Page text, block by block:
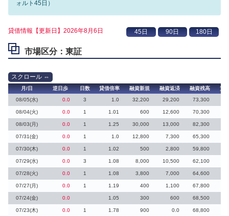
ォルト45日）
貸借情報【更新日】2026年8月6日
市場区分：東証
月/日 逆日歩 日数 貸借倍率 融資新規 融資返済 融資残高
貸
08/05(水)
0.0 3 1.0 32,200 29,200 73,300
08/04(火) 0.0 1 1.01 600 12,600 70,300
08/03(月) 0.0 1 1.25 30,000 13,000 82,300
07/31(金) 0.0 1 1.0 12,800 7,300 65,300
07/30(木) 0.0 1 1.02 500 2,800 59,800
07/29(水) 0.0 3 1.08 8,000 10,500 62,100
07/28(火) 0.0 1 1.08 3,800 7,000 64,600
07/27(月) 0.0 1 1.19 400 1,100 67,800
07/24(金) 0.0 1.05 300 600 68,500
07/23(木) 0.0 1 1.78 900 0.0 68,800